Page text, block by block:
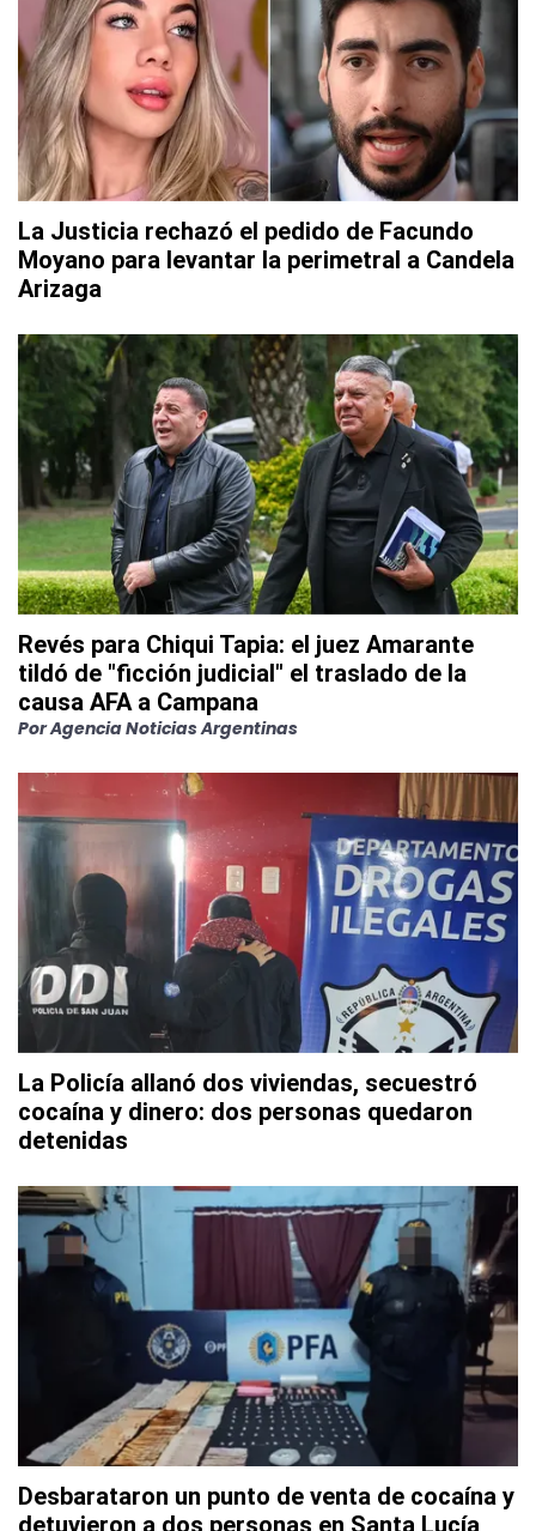
La Justicia rechazó el pedido de Facundo
Moyano para levantar la perimetral a Candela
Arizaga
Revés para Chiqui Tapia: el juez Amarante
tildó de "ficción judicial" el traslado de la
causa AFA a Campana
PorAgencia Noticias Argentinas
La Policía allanó dos viviendas, secuestró
cocaína y dinero: dos personas quedaron
detenidas
Desbarataron un punto de venta de cocaína y